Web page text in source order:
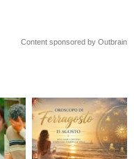
Content sponsored by Outbrain